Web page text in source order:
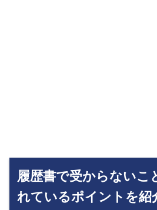
履歴書で受からないこ
れているポイントを紹